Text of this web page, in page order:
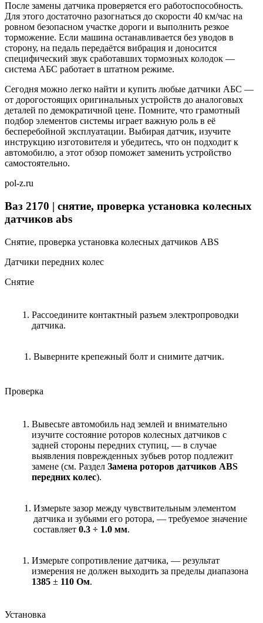
После замены датчика проверяется его работоспособность.
Для этого достаточно разогнаться до скорости 40 км/час на
ровном безопасном участке дороги и выполнить резкое
торможение. Если машина останавливается без уводов в
сторону, на педаль передаётся вибрация и доносится
специфический звук сработавших тормозных колодок —
система АБС работает в штатном режиме.
Сегодня можно легко найти и купить любые датчики АБС —
от дорогостоящих оригинальных устройств до аналоговых
деталей по демократичной цене. Помните, что грамотный
подбор элементов системы играет важную роль в её
бесперебойной эксплуатации. Выбирая датчик, изучите
инструкцию изготовителя и убедитесь, что он подходит к
автомобилю, а этот обзор поможет заменить устройство
самостоятельно.
pol-z.ru
Ваз 2170 | снятие, проверка установка колесных
датчиков abs
Снятие, проверка установка колесных датчиков ABS
Датчики передних колес
Снятие
Рассоедините контактный разъем электропроводки
датчика.
Выверните крепежный болт и снимите датчик.
Проверка
Вывесьте автомобиль над землей и внимательно
изучите состояние роторов колесных датчиков с
задней стороны передних ступиц, — в случае
выявления поврежденных зубьев ротор подлежит
замене (см. Раздел Замена роторов датчиков ABS
передних колес).
Измерьте зазор между чувствительным элементом
датчика и зубьями его ротора, — требуемое значение
составляет 0.3 ÷ 1.0 мм.
Измерьте сопротивление датчика, — результат
измерения не должен выходить за пределы диапазона
1385 ± 110 Ом.
Установка